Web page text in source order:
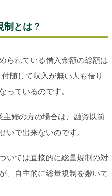
制とは？
られている借入金額の総額は
随して収入が無い人も借り
っているのです。
婦の方の場合は、融資以前
いで出来ないのです。
いては直接的に総量規制の対
、自主的に総量規制を敷いて